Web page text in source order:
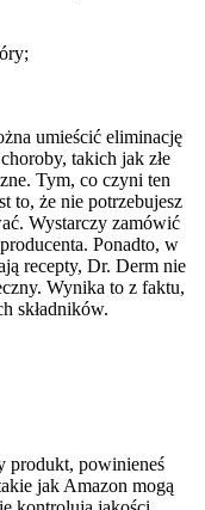
umieścić eliminację
takich jak złe
Tym, co czyni ten
to, że nie potrzebujesz
Wystarczy zamówić
Ponadto, w
recepty, Dr. Derm nie
Wynika to z faktu,
składników.
produkt, powinieneś
jak Amazon mogą